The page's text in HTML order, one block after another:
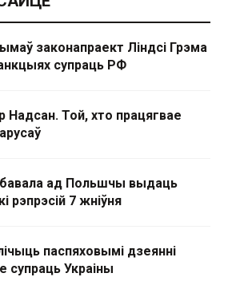
законапраект Ліндсі Грэма
супраць РФ
Надсан. Той, хто працягвае
ад Польшчы выдаць
рэпрэсій 7 жніўня
паспяховымі дзеянні
супраць Украіны